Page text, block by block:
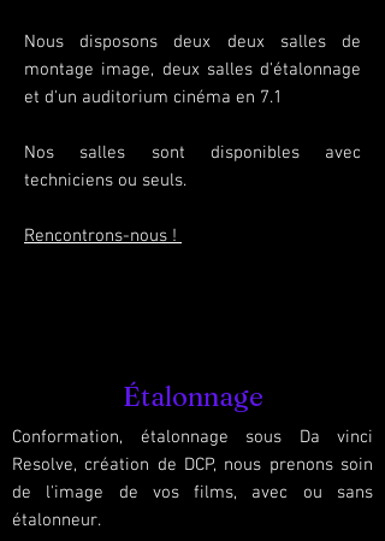
Nous disposons deux deux salles de
montage image, deux salles d'étalonnage
et d'un auditorium cinéma en 7.1
Nos salles sont disponibles avec
techniciens ou seuls.
Rencontrons-nous !
Étalonnage
Conformation, étalonnage sous Da vinci
Resolve, création de DCP, nous prenons soin
de l'image de vos films, avec ou sans
étalonneur.